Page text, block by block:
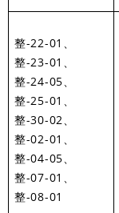
整-22-01、
整-23-01、
整-24-05、
整-25-01、
整-30-02、
整-02-01、
整-04-05、
整-07-01、
整-08-01